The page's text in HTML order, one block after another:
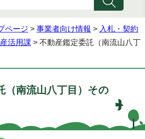
ページ > 事業者向け情報 > 入札・契約
活用課 > 不動産鑑定委託（南流山八丁
（南流山八丁目）その